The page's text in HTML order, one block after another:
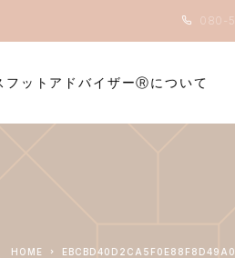
080-
フットアドバイザーⓇについて
HOME